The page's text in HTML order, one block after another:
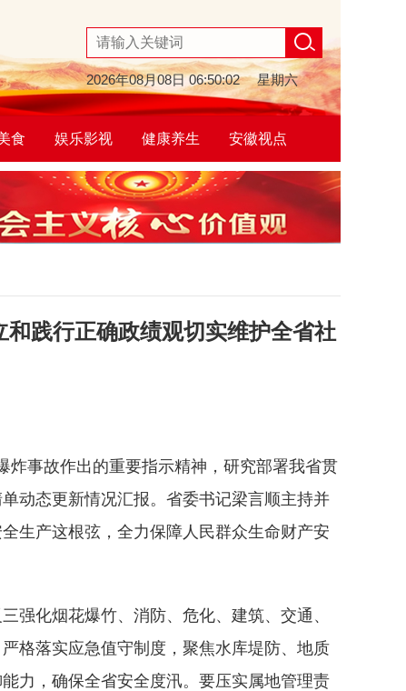
2026年08月08日 06:50:02 星期六
食 娱乐影视 健康养生 安徽视点
践行正确政绩观切实维护全省社
炸事故作出的重要指示精神，研究部署我省贯
动态更新情况汇报。省委书记梁言顺主持并
生产这根弦，全力保障人民群众生命财产安
化烟花爆竹、消防、危化、建筑、交通、
格落实应急值守制度，聚焦水库堤防、地质
力，确保全省安全度汛。要压实属地管理责